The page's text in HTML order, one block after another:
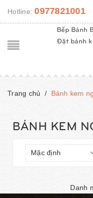
Hotline:0977821001
Bếp Bánh
Đặt bánh
Trang chủ / Bánh kem
BÁNH KEM
Danh